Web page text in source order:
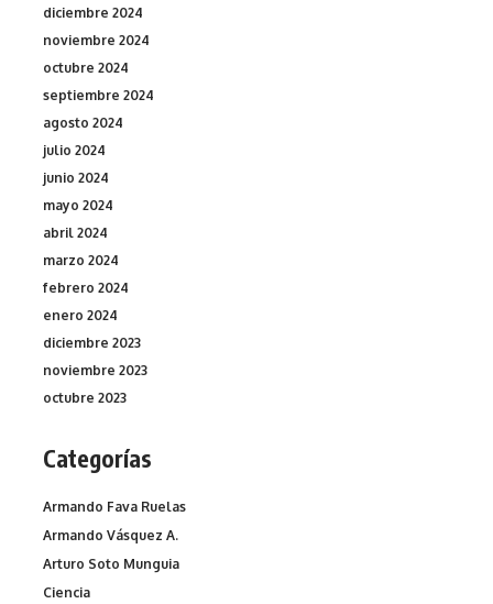
diciembre 2024
noviembre 2024
octubre 2024
septiembre 2024
agosto 2024
julio 2024
junio 2024
mayo 2024
abril 2024
marzo 2024
febrero 2024
enero 2024
diciembre 2023
noviembre 2023
octubre 2023
Categorías
Armando Fava Ruelas
Armando Vásquez A.
Arturo Soto Munguia
Ciencia